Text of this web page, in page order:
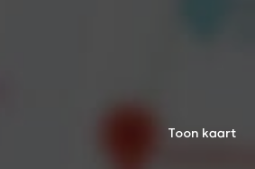
Toon kaart